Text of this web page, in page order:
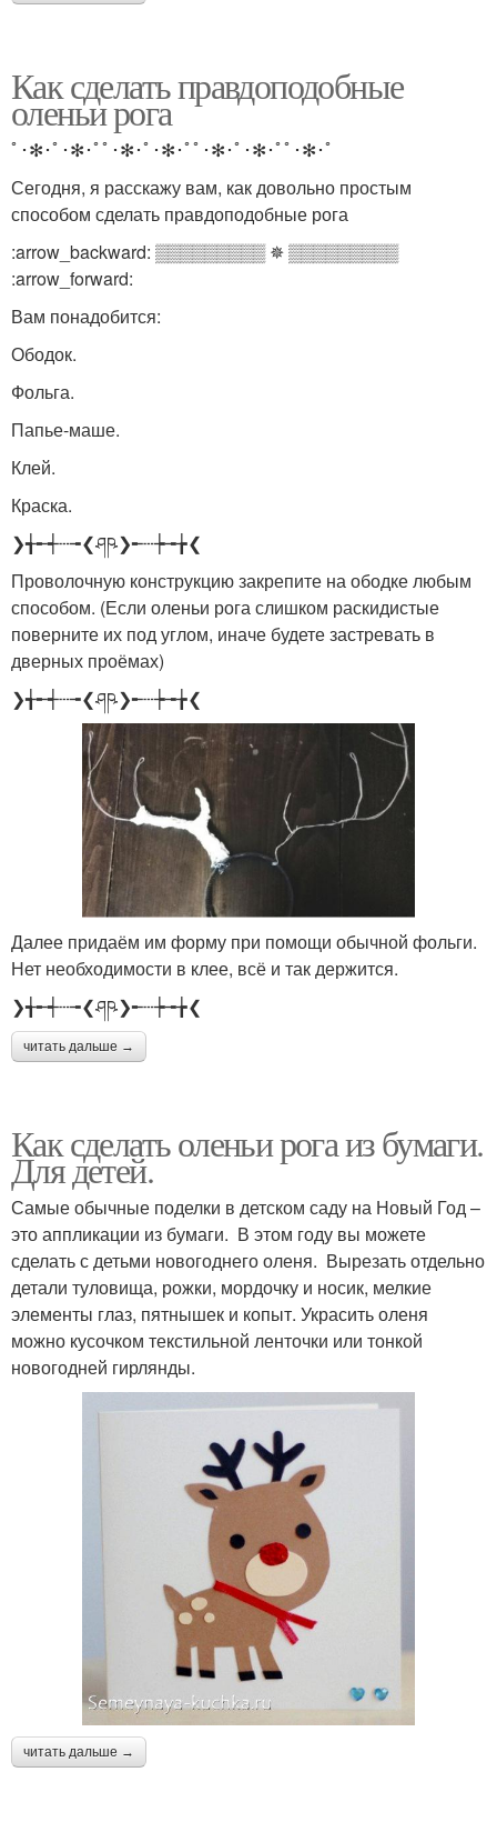
Как сделать правдоподобные
оленьи рога
ﾟ･✻･ﾟ･✻･ﾟﾟ･✻･ﾟ･✻･ﾟﾟ･✻･ﾟ･✻･ﾟﾟ･✻･ﾟ
Сегодня, я расскажу вам, как довольно простым
способом сделать правдоподобные рога
:arrow_backward: ▒▒▒▒▒▒▒▒▒ ✵ ▒▒▒▒▒▒▒▒▒
:arrow_forward:
Вам понадобится:
Ободок.
Фольга.
Папье-маше.
Клей.
Краска.
❯╅╾┽┄╼❮ཤཥ❯╾┄┾╼╆❮
Проволочную конструкцию закрепите на ободке любым
способом. (Если оленьи рога слишком раскидистые
поверните их под углом, иначе будете застревать в
дверных проёмах)
❯╅╾┽┄╼❮ཤཥ❯╾┄┾╼╆❮
Далее придаём им форму при помощи обычной фольги.
Нет необходимости в клее, всё и так держится.
❯╅╾┽┄╼❮ཤཥ❯╾┄┾╼╆❮
читать дальше →
Как сделать оленьи рога из бумаги.
Для детей.
Самые обычные поделки в детском саду на Новый Год –
это аппликации из бумаги. В этом году вы можете
сделать с детьми новогоднего оленя. Вырезать отдельно
детали туловища, рожки, мордочку и носик, мелкие
элементы глаз, пятнышек и копыт. Украсить оленя
можно кусочком текстильной ленточки или тонкой
новогодней гирлянды.
читать дальше →